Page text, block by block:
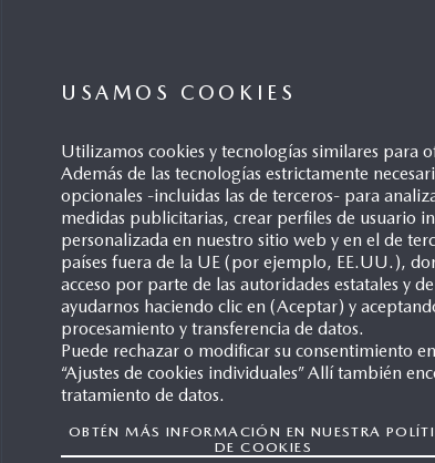
USAMOS COOKIES
Utilizamos cookies y tecnologías similares para
Además de las tecnologías estrictamente
opcionales -incluidas las de terceros- para
medidas publicitarias, crear perfiles de usuario
personalizada en nuestro sitio web y en el de
países fuera de la UE (por ejemplo, EE.UU.),
acceso por parte de las autoridades estatales y
ayudarnos haciendo clic en (Aceptar) y
procesamiento y transferencia de datos.
Puede rechazar o modificar su consentimiento
“Ajustes de cookies individuales” Allí también
tratamiento de datos.
OBTÉN MÁS INFORMACIÓN EN NUESTRA
DE COOKIES